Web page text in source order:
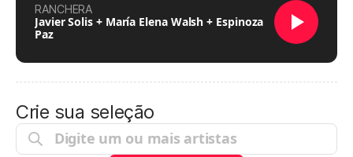
RANCHERA
Javier Solis + María Elena Walsh + Espinoza
Paz
Crie sua seleção